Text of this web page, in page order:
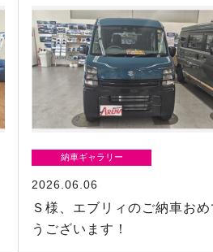
納車ギャラリー
2026.06.06
Ｓ様、エブリィのご納車お
うございます！